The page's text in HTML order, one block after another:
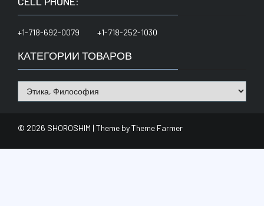
+1-718-692-0079 +1-718-252-1030
КАТЕГОРИИ ТОВАРОВ
© 2026 SHOROSHIM | Theme byTheme Farmer